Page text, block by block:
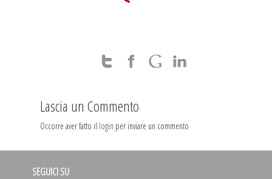
Lascia un Commento
Occorre aver fatto il login per inviare un commento
SEGUICI SU